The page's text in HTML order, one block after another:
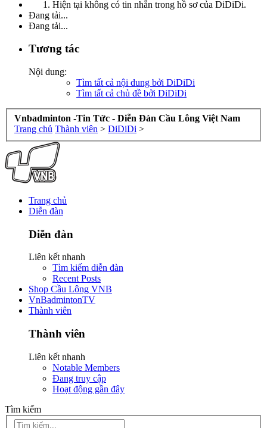
Hiện tại không có tin nhắn trong hồ sơ của DiDiDi.
Đang tải...
Đang tải...
Tương tác
Nội dung:
Tìm tất cả nội dung bởi DiDiDi
Tìm tất cả chủ đề bởi DiDiDi
Vnbadminton -Tin Tức - Diễn Đàn Cầu Lông Việt Nam
Trang chủ Thành viên > DiDiDi >
Trang chủ
Diễn đàn
Diễn đàn
Liên kết nhanh
Tìm kiếm diễn đàn
Recent Posts
Shop Cầu Lông VNB
VnBadmintonTV
Thành viên
Thành viên
Liên kết nhanh
Notable Members
Đang truy cập
Hoạt động gần đây
Tìm kiếm